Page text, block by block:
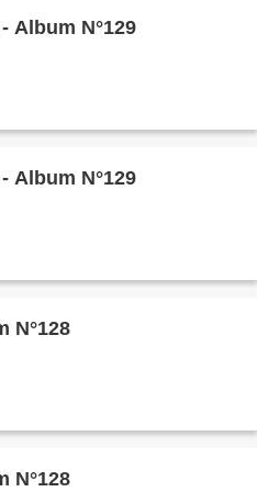
Album N°129
Album N°129
N°128
N°128